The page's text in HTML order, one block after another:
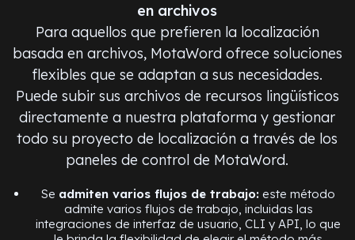
en archivos
Para aquellos que prefieren la localización
basada en archivos, MotaWord ofrece soluciones
flexibles que se adaptan a sus necesidades.
Puede subir sus archivos de recursos lingüísticos
directamente a nuestra plataforma y gestionar
todo su proyecto de localización a través de los
paneles de control de MotaWord.
Se admiten varios flujos de trabajo: este método
admite varios flujos de trabajo, incluidas las
integraciones de interfaz de usuario, CLI y API, lo que